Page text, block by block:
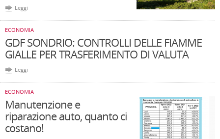
Leggi
ECONOMIA
GDF SONDRIO: CONTROLLI DELLE FIAMME
GIALLE PER TRASFERIMENTO DI VALUTA
Leggi
ECONOMIA
Manutenzione e
riparazione auto, quanto ci
costano!